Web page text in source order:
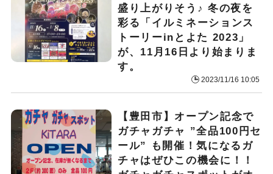
盛り上がりそう♪ 冬の夜を
彩る「イルミネーションス
トーリーinとよた 2023」
が、11月16日より始まりま
す。
2023/11/16 10:05
【豊田市】オープン記念で
ガチャガチャ ”全品100円セ
ール” も開催！気になるガ
チャはぜひこの機会に！！